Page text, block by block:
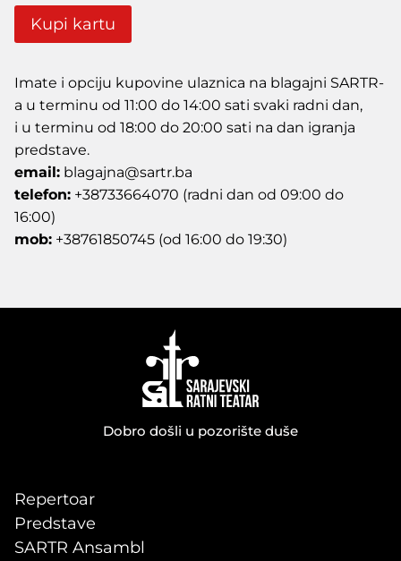
Kupi kartu
Imate i opciju kupovine ulaznica na blagajni SARTR-
a u terminu od 11:00 do 14:00 sati svaki radni dan,
i u terminu od 18:00 do 20:00 sati na dan igranja
predstave.
email: blagajna@sartr.ba
telefon: +38733664070 (radni dan od 09:00 do
16:00)
mob: +38761850745 (od 16:00 do 19:30)
Dobro došli u pozorište duše
Repertoar
Predstave
SARTR Ansambl